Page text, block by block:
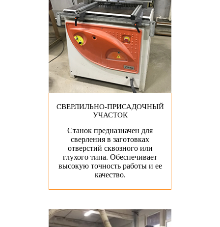
СВЕРЛИЛЬНО-ПРИСАДОЧНЫЙ
УЧАСТОК
Станок предназначен для
сверления в заготовках
отверстий сквозного или
глухого типа. Обеспечивает
высокую точность работы и ее
качество.